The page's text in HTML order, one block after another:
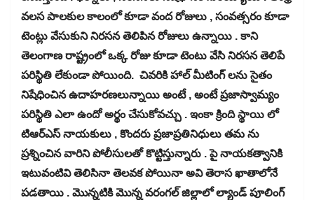
వలస పాలకుల కాలంలో కూడా వంద రోజులు , సంవత్సరం కూడా
టెంట్లు వేసుకుని నిరసన తెలిపిన రోజులు ఉన్నాయి . కాని
తెలంగాణ రాష్ట్రంలో ఒక్క రోజు కూడా టెంటు వేసి నిరసన తెలిపే
పరిస్థితి లేకుండా పోయింది. చివరికి హాల్ మీటింగ్ లను సైతం
నిషేధించిన ఉదాహరణలున్నాయి అంటే , అంటే ప్రజాస్వామ్యం
పరిస్థితి ఎలా ఉందో అర్థం చేసుకోవచ్చు . ఇంకా క్రింది స్థాయి లో
టిఆర్ఎస్ నాయకులు , కొందరు ప్రజాప్రతినిధులు తమ ను
ప్రశ్నించిన వారిని పోలీసులతో కొట్టిస్తున్నారు . పై నాయకత్వానికి
ఇటువంటివి తెలిసినా తెలవక పోయినా అవి తెరాస ఖాతాలోనే
పడతాయి . మొన్నటికి మొన్న వరంగల్ జిల్లాలో ల్యాండ్ పూలింగ్